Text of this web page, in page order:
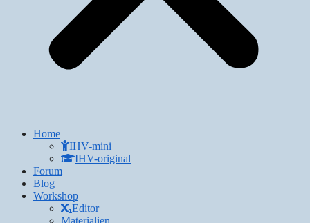
Home
IHV-mini
IHV-original
Forum
Blog
Workshop
Editor
Materialien